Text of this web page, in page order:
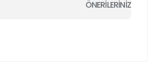
ÖNERİLERİNİZ